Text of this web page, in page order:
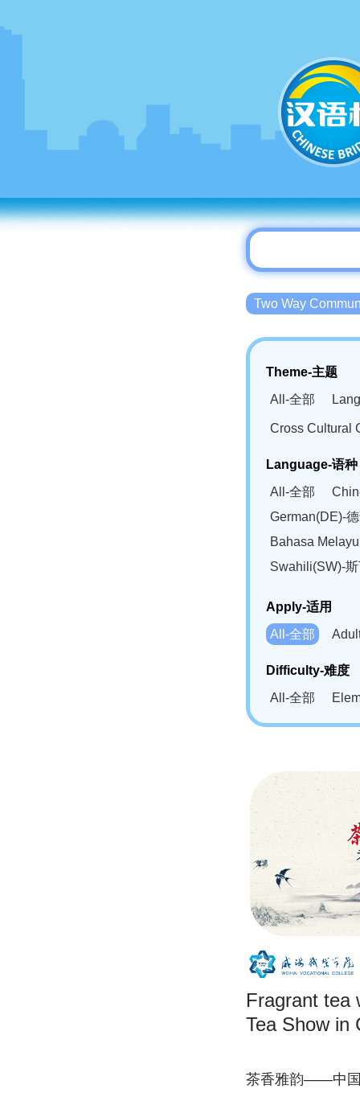
Two Way
Theme-主题
All-全部
Cross Cultural
Language-语种
All-全部
German(DE)-
Bahasa
Swahili(SW)-
Apply-适用
All-全部
Difficulty-难度
All-全部
Fragrant tea
Tea Show in
茶香雅韵——中